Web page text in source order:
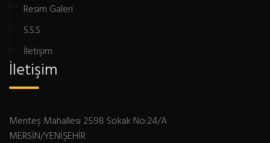
Resim Galeri
S.S.S
İletişim
İletişim
Menteş Mahallesi 2598 Sokak No:24/A
MERSİN/YENİŞEHİR